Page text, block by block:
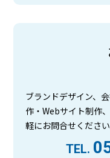
ブランドデザイン、
作・Webサイト制作
軽にお問合せください
TEL.